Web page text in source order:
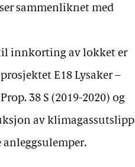
sammenliknet med
innkorting av lokket er
E18 Lysaker –
38 S (2019-2020) og
av klimagassutslipp
anleggsulemper.